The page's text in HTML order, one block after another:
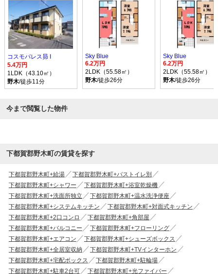
コスモパレス昴 I
5.4万円
1LDK（43.10㎡）
野木/徒歩11分
Sky Blue
6.2万円
2LDK（55.58㎡）
野木/徒歩26分
Sky Blue
6.2万円
2LDK（55.58㎡）
野木/徒歩26分
今まで閲覧した物件
下都賀郡野木町の賃貸を探す
下都賀郡野木町+給湯
下都賀郡野木町+バストイレ別
下都賀郡野木町+シャワー
下都賀郡野木町+浴室乾燥機
下都賀郡野木町+洗面所独立
下都賀郡野木町+温水洗浄便座
下都賀郡野木町+システムキッチン
下都賀郡野木町+対面式キッチン
下都賀郡野木町+2口コンロ
下都賀郡野木町+角部屋
下都賀郡野木町+バルコニー
下都賀郡野木町+フローリング
下都賀郡野木町+エアコン
下都賀郡野木町+シューズボックス
下都賀郡野木町+全居室収納
下都賀郡野木町+TVインターホン
下都賀郡野木町+宅配ボックス
下都賀郡野木町+駐輪場
下都賀郡野木町+駐車2台可
下都賀郡野木町+光ファイバー